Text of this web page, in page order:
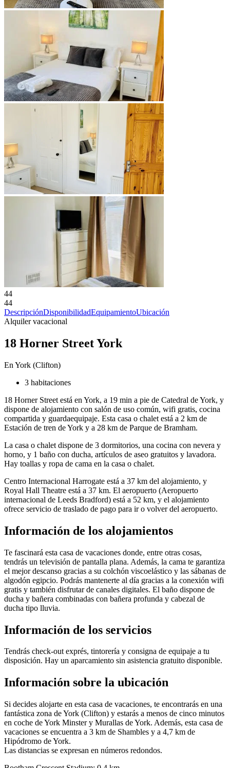
44
44
DescripciónDisponibilidadEquipamientoUbicación
Alquiler vacacional
18 Horner Street York
En York (Clifton)
3 habitaciones
18 Horner Street está en York, a 19 min a pie de Catedral de York, y
dispone de alojamiento con salón de uso común, wifi gratis, cocina
compartida y guardaequipaje. Esta casa o chalet está a 2 km de
Estación de tren de York y a 28 km de Parque de Bramham.
La casa o chalet dispone de 3 dormitorios, una cocina con nevera y
horno, y 1 baño con ducha, artículos de aseo gratuitos y lavadora.
Hay toallas y ropa de cama en la casa o chalet.
Centro Internacional Harrogate está a 37 km del alojamiento, y
Royal Hall Theatre está a 37 km. El aeropuerto (Aeropuerto
internacional de Leeds Bradford) está a 52 km, y el alojamiento
ofrece servicio de traslado de pago para ir o volver del aeropuerto.
Información de los alojamientos
Te fascinará esta casa de vacaciones donde, entre otras cosas,
tendrás un televisión de pantalla plana. Además, la cama te garantiza
el mejor descanso gracias a su colchón viscoelástico y las sábanas de
algodón egipcio. Podrás mantenerte al día gracias a la conexión wifi
gratis y también disfrutar de canales digitales. El baño dispone de
ducha y bañera combinadas con bañera profunda y cabezal de
ducha tipo lluvia.
Información de los servicios
Tendrás check-out exprés, tintorería y consigna de equipaje a tu
disposición. Hay un aparcamiento sin asistencia gratuito disponible.
Información sobre la ubicación
Si decides alojarte en esta casa de vacaciones, te encontrarás en una
fantástica zona de York (Clifton) y estarás a menos de cinco minutos
en coche de York Minster y Murallas de York. Además, esta casa de
vacaciones se encuentra a 3 km de Shambles y a 4,7 km de
Hipódromo de York.
Las distancias se expresan en números redondos.